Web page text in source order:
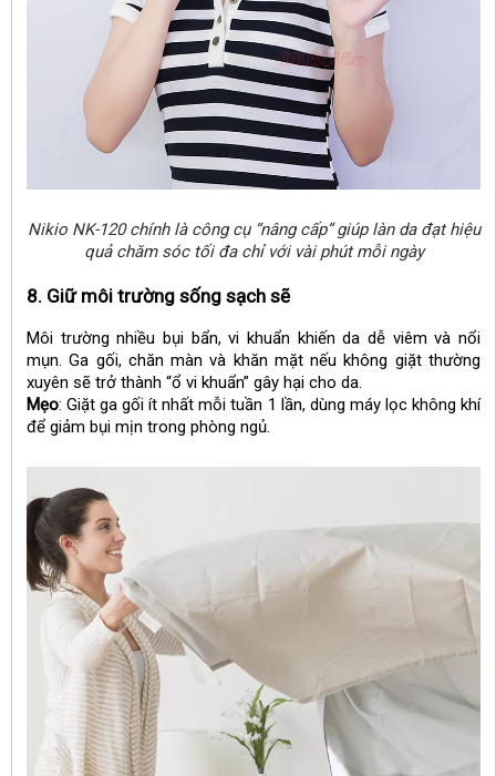
Nikio NK-120chính là công cụ “nâng cấp” giúp làn da đạt hiệu
quả chăm sóc tối đa chỉ với vài phút mỗi ngày
8. Giữ môi trường sống sạch sẽ
Môi trường nhiều bụi bẩn, vi khuẩn khiến da dễ viêm và nổi
mụn. Ga gối, chăn màn và khăn mặt nếu không giặt thường
xuyên sẽ trở thành “ổ vi khuẩn” gây hại cho da.
Mẹo: Giặt ga gối ít nhất mỗi tuần 1 lần, dùng máy lọc không khí
để giảm bụi mịn trong phòng ngủ.